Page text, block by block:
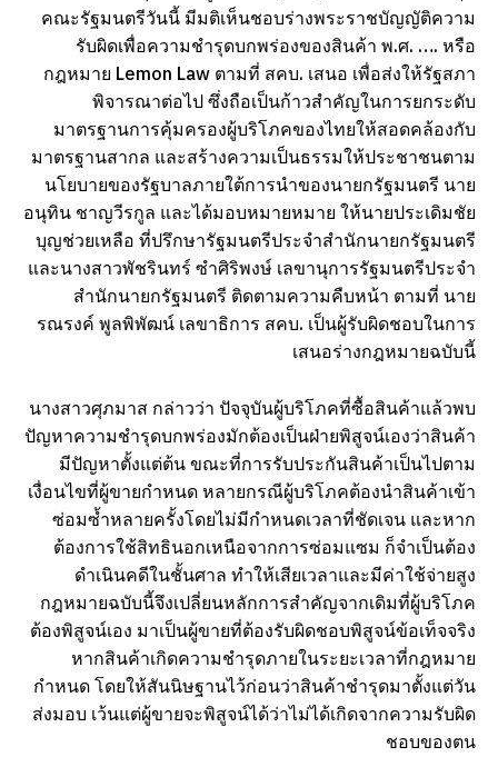
คณะรัฐมนตรีวันนี้ มีมติเห็นชอบร่างพระราชบัญญัติความ
รับผิดเพื่อความชำรุดบกพร่องของสินค้า พ.ศ. …. หรือ
กฎหมาย Lemon Law ตามที่ สคบ. เสนอ เพื่อส่งให้รัฐสภา
พิจารณาต่อไป ซึ่งถือเป็นก้าวสำคัญในการยกระดับ
มาตรฐานการคุ้มครองผู้บริโภคของไทยให้สอดคล้องกับ
มาตรฐานสากล และสร้างความเป็นธรรมให้ประชาชนตาม
นโยบายของรัฐบาลภายใต้การนำของนายกรัฐมนตรี นาย
อนุทิน ชาญวีรกูล และได้มอบหมายหมาย ให้นายประเดิมชัย
บุญช่วยเหลือ ที่ปรึกษารัฐมนตรีประจำสำนักนายกรัฐมนตรี
และนางสาวพัชรินทร์ ซำศิริพงษ์ เลขานุการรัฐมนตรีประจำ
สำนักนายกรัฐมนตรี ติดตามความคืบหน้า ตามที่ นาย
รณรงค์ พูลพิพัฒน์ เลขาธิการ สคบ. เป็นผู้รับผิดชอบในการ
เสนอร่างกฎหมายฉบับนี้
นางสาวศุภมาส กล่าวว่า ปัจจุบันผู้บริโภคที่ซื้อสินค้าแล้วพบ
ปัญหาความชำรุดบกพร่องมักต้องเป็นฝ่ายพิสูจน์เองว่าสินค้า
มีปัญหาตั้งแต่ต้น ขณะที่การรับประกันสินค้าเป็นไปตาม
เงื่อนไขที่ผู้ขายกำหนด หลายกรณีผู้บริโภคต้องนำสินค้าเข้า
ซ่อมซ้ำหลายครั้งโดยไม่มีกำหนดเวลาที่ชัดเจน และหาก
ต้องการใช้สิทธินอกเหนือจากการซ่อมแซม ก็จำเป็นต้อง
ดำเนินคดีในชั้นศาล ทำให้เสียเวลาและมีค่าใช้จ่ายสูง
กฎหมายฉบับนี้จึงเปลี่ยนหลักการสำคัญจากเดิมที่ผู้บริโภค
ต้องพิสูจน์เอง มาเป็นผู้ขายที่ต้องรับผิดชอบพิสูจน์ข้อเท็จจริง
หากสินค้าเกิดความชำรุดภายในระยะเวลาที่กฎหมาย
กำหนด โดยให้สันนิษฐานไว้ก่อนว่าสินค้าชำรุดมาตั้งแต่วัน
ส่งมอบ เว้นแต่ผู้ขายจะพิสูจน์ได้ว่าไม่ได้เกิดจากความรับผิด
ชอบของตน